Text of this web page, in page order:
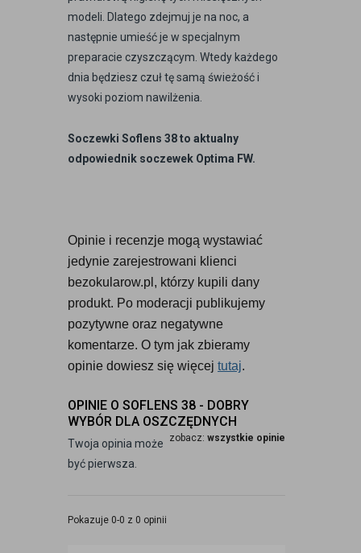
modeli. Dlatego zdejmuj je na noc, a
następnie umieść je w specjalnym
preparacie czyszczącym. Wtedy każdego
dnia będziesz czuł tę samą świeżość i
wysoki poziom nawilżenia.
Soczewki Soflens 38 to aktualny
odpowiednik soczewek Optima FW.
Opinie i recenzje mogą wystawiać
jedynie zarejestrowani klienci
bezokularow.pl, którzy kupili dany
produkt. Po moderacji publikujemy
pozytywne oraz negatywne
komentarze. O tym jak zbieramy
opinie dowiesz się więcej tutaj.
OPINIE O SOFLENS 38 - DOBRY
WYBÓR DLA OSZCZĘDNYCH
zobacz: wszystkie opinie
Twoja opinia może
być pierwsza.
Pokazuje 0-0 z 0 opinii